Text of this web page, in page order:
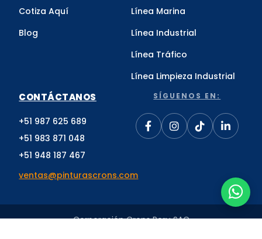
Cotiza Aquí
Blog
Línea Marina
Línea Industrial
Línea Tráfico
Línea Limpieza Industrial
CONTÁCTANOS
+51 987 625 689
+51 983 871 048
+51 948 187 467
ventas@pinturascrons.com
SÍGUENOS EN:
Corporación Crons Peru SAC